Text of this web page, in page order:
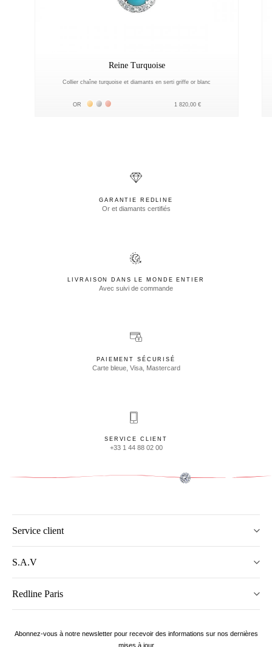
Reine Turquoise
Collier chaîne turquoise et diamants en serti griffe or blanc
OR Жёлтое золото 18К
Белое золото 18К
Розовое золото 18К 1 820,00 €
GARANTIE REDLINE
Or et diamants certifiés
LIVRAISON DANS LE MONDE ENTIER
Avec suivi de commande
PAIEMENT SÉCURISÉ
Carte bleue, Visa, Mastercard
SERVICE CLIENT
+33 1 44 88 02 00
Service client
S.A.V
Redline Paris
Abonnez-vous à notre newsletter pour recevoir des informations sur nos dernières
mises à jour